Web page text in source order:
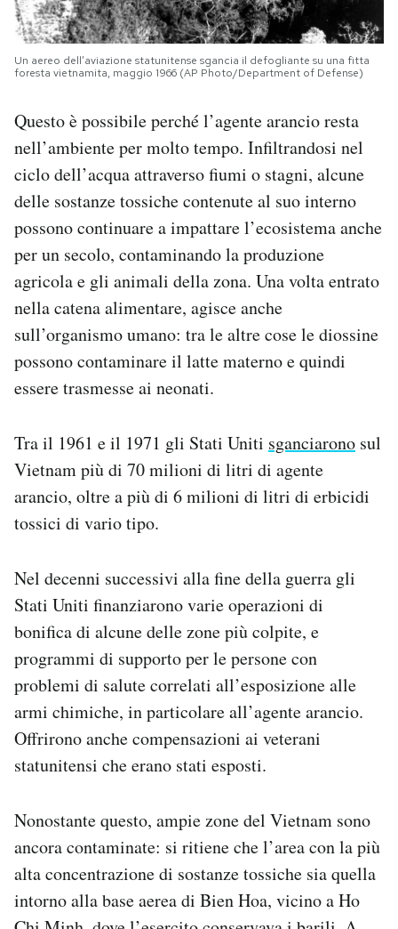
Un aereo dell’aviazione statunitense sgancia il defogliante su una fitta
foresta vietnamita, maggio 1966 (AP Photo/Department of Defense)
Questo è possibile perché l’agente arancio resta
nell’ambiente per molto tempo. Infiltrandosi nel
ciclo dell’acqua attraverso fiumi o stagni, alcune
delle sostanze tossiche contenute al suo interno
possono continuare a impattare l’ecosistema anche
per un secolo, contaminando la produzione
agricola e gli animali della zona. Una volta entrato
nella catena alimentare, agisce anche
sull’organismo umano: tra le altre cose le diossine
possono contaminare il latte materno e quindi
essere trasmesse ai neonati.
Tra il 1961 e il 1971 gli Stati Uniti sganciarono sul
Vietnam più di 70 milioni di litri di agente
arancio, oltre a più di 6 milioni di litri di erbicidi
tossici di vario tipo.
Nel decenni successivi alla fine della guerra gli
Stati Uniti finanziarono varie operazioni di
bonifica di alcune delle zone più colpite, e
programmi di supporto per le persone con
problemi di salute correlati all’esposizione alle
armi chimiche, in particolare all’agente arancio.
Offrirono anche compensazioni ai veterani
statunitensi che erano stati esposti.
Nonostante questo, ampie zone del Vietnam sono
ancora contaminate: si ritiene che l’area con la più
alta concentrazione di sostanze tossiche sia quella
intorno alla base aerea di Bien Hoa, vicino a Ho